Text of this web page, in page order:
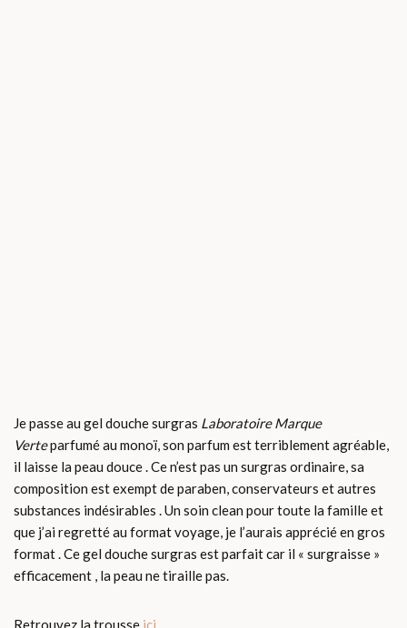
Je passe au gel douche surgras Laboratoire Marque
Verteparfumé au monoï, son parfum est terriblement agréable,
il laisse la peau douce . Ce n’est pas un surgras ordinaire, sa
composition est exempt de paraben, conservateurs et autres
substances indésirables . Un soin clean pour toute la famille et
que j’ai regretté au format voyage, je l’aurais apprécié en gros
format . Ce gel douche surgras est parfait car il « surgraisse »
efficacement , la peau ne tiraille pas.
Retrouvez la trousse ici